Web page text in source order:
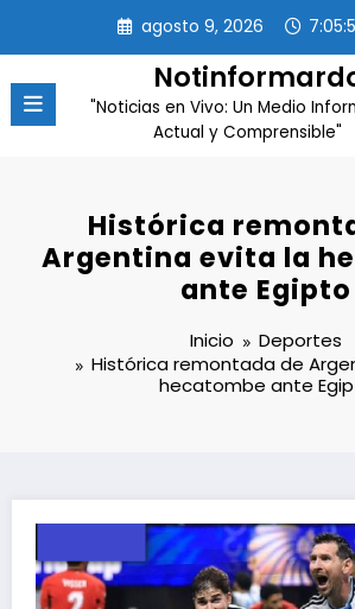
contenido
agosto 9, 2026
"Noticias en Vivo: Un Medio
Actual y Comprensible"
Histórica
Argentina evita la
ante Egipto
Inicio
Deportes
Histórica remontada de
hecatombe ante